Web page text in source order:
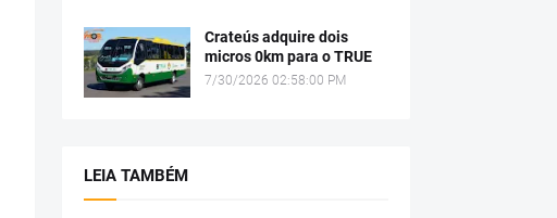
Crateús adquire dois
micros 0km para o TRUE
7/30/2026 02:58:00 PM
LEIA TAMBÉM